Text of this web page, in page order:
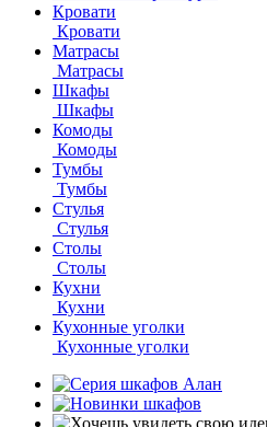
Кровати
Кровати
Матрасы
Матрасы
Шкафы
Шкафы
Комоды
Комоды
Тумбы
Тумбы
Стулья
Стулья
Столы
Столы
Кухни
Кухни
Кухонные уголки
Кухонные уголки